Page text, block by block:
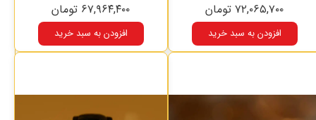
۷۲,۰۶۵,۷۰۰ تومان
افزودن به سبد خرید
۶۷,۹۶۴,۴۰۰ تومان
افزودن به سبد خرید